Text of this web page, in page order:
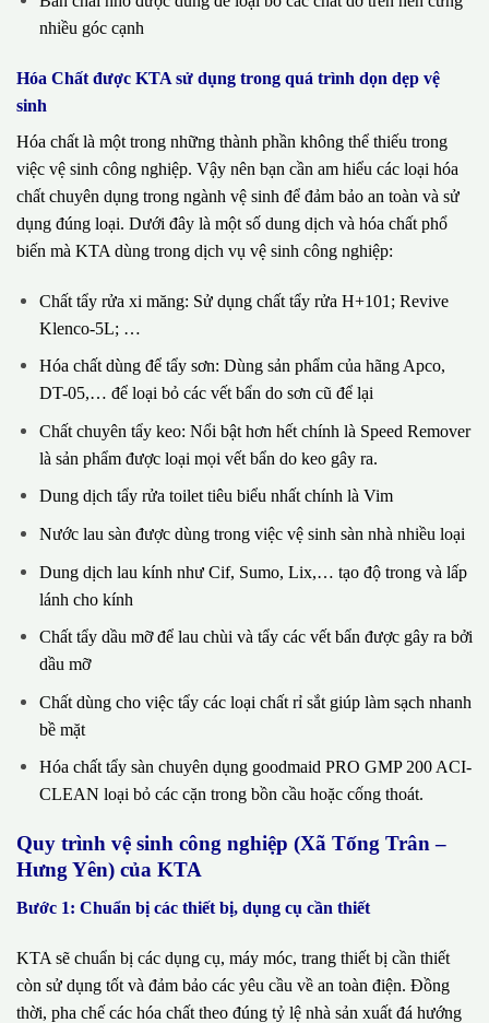
nhiều góc cạnh
Hóa Chất được KTA sử dụng trong quá trình dọn dẹp vệ
sinh
Hóa chất là một trong những thành phần không thể thiếu trong
việc vệ sinh công nghiệp. Vậy nên bạn cần am hiểu các loại hóa
chất chuyên dụng trong ngành vệ sinh để đảm bảo an toàn và sử
dụng đúng loại. Dưới đây là một số dung dịch và hóa chất phổ
biến mà KTA dùng trong dịch vụ vệ sinh công nghiệp:
Chất tẩy rửa xi măng: Sử dụng chất tẩy rửa H+101; Revive
Klenco-5L; …
Hóa chất dùng để tẩy sơn: Dùng sản phẩm của hãng Apco,
DT-05,… để loại bỏ các vết bẩn do sơn cũ để lại
Chất chuyên tẩy keo: Nổi bật hơn hết chính là Speed Remover
là sản phẩm được loại mọi vết bẩn do keo gây ra.
Dung dịch tẩy rửa toilet tiêu biểu nhất chính là Vim
Nước lau sàn được dùng trong việc vệ sinh sàn nhà nhiều loại
Dung dịch lau kính như Cif, Sumo, Lix,… tạo độ trong và lấp
lánh cho kính
Chất tẩy dầu mỡ để lau chùi và tẩy các vết bẩn được gây ra bởi
dầu mỡ
Chất dùng cho việc tẩy các loại chất rỉ sắt giúp làm sạch nhanh
bề mặt
Hóa chất tẩy sàn chuyên dụng goodmaid PRO GMP 200 ACI-
CLEAN loại bỏ các cặn trong bồn cầu hoặc cống thoát.
Quy trình vệ sinh công nghiệp (Xã Tống Trân –
Hưng Yên) của KTA
Bước 1: Chuẩn bị các thiết bị, dụng cụ cần thiết
KTA sẽ chuẩn bị các dụng cụ, máy móc, trang thiết bị cần thiết
còn sử dụng tốt và đảm bảo các yêu cầu về an toàn điện. Đồng
thời, pha chế các hóa chất theo đúng tỷ lệ nhà sản xuất đá hướng